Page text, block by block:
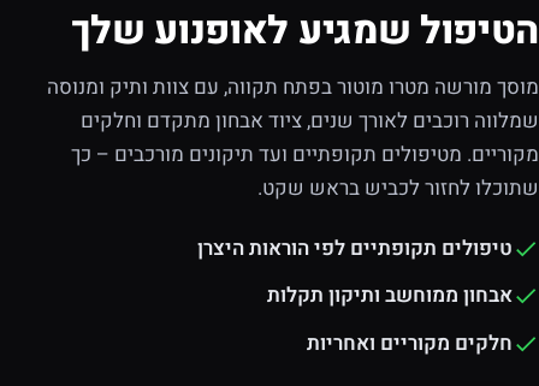
הטיפול שמגיע לאופנוע שלך
מוסך מורשה מטרו מוטור בפתח תקווה, עם צוות ותיק ומנוסה
שמלווה רוכבים לאורך שנים, ציוד אבחון מתקדם וחלקים
מקוריים. מטיפולים תקופתיים ועד תיקונים מורכבים – כך
שתוכלו לחזור לכביש בראש שקט.
טיפולים תקופתיים לפי הוראות היצרן
אבחון ממוחשב ותיקון תקלות
חלקים מקוריים ואחריות